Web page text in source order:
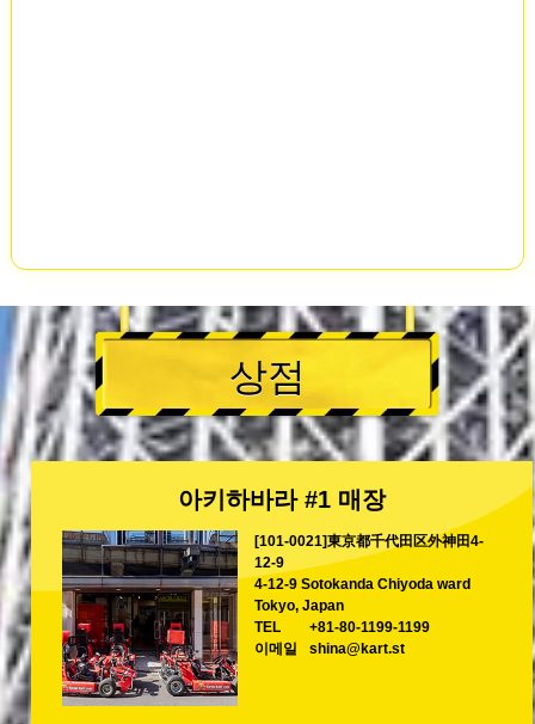
상점
아키하바라 #1 매장
[101-0021]東京都千代田区外神田4-
12-9
4-12-9 Sotokanda Chiyoda ward
Tokyo, Japan
TEL
+81-80-1199-1199
이메일
shina@kart.st